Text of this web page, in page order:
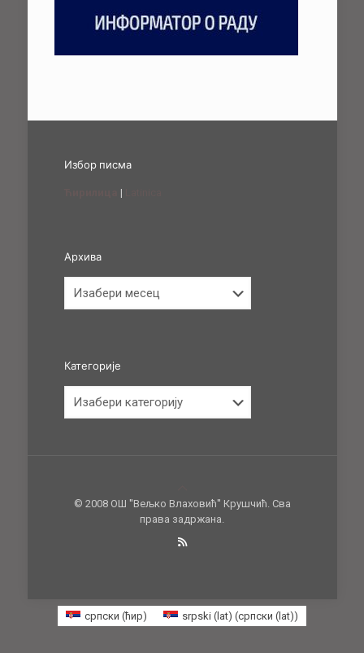
Избор писма
|
Архива
Категорије
© 2008 ОШ ''Вељко Влаховић'' Крушчић. Сва
права задржана.
српски (ћир) srpski (lat) (српски (lat))